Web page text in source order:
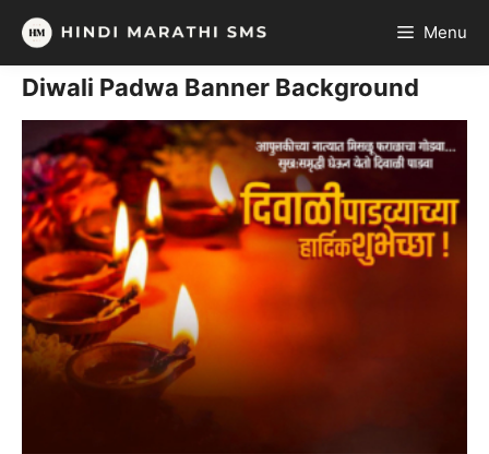
Skip
content
Menu
Diwali Padwa Banner Background